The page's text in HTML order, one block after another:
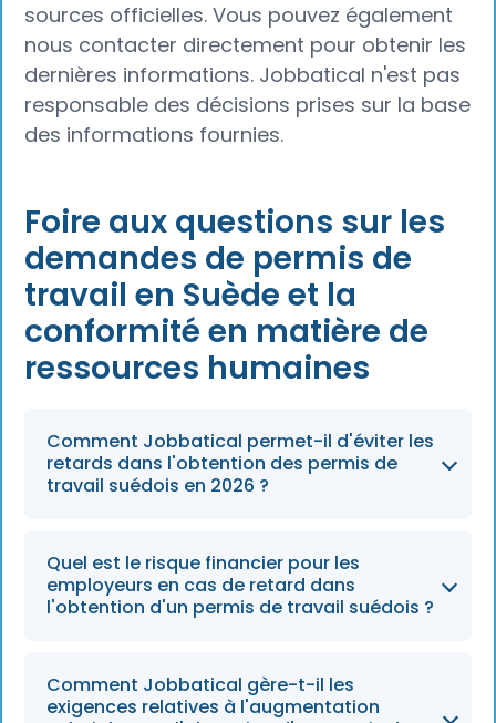
sources officielles. Vous pouvez également
nous contacter directement pour obtenir les
dernières informations. Jobbatical n'est pas
responsable des décisions prises sur la base
des informations fournies.
Foire aux questions sur les
demandes de permis de
travail en Suède et la
conformité en matière de
ressources humaines
Comment Jobbatical permet-il d'éviter les
retards dans l'obtention des permis de
travail suédois en 2026 ?
Jobbatical utilise un service de stockage
sécurisé pour effectuer des analyses
approfondies des documents, ce qui lui
un parcours sans encombre aux talents
internationaux à l'approche de 2026.
Quel est le risque financier pour les
employeurs en cas de retard dans
l'obtention d'un permis de travail suédois ?
Selon les estimations du secteur, un seul
retard administratif peut coûter à un
Comment Jobbatical gère-t-il les
exigences relatives à l'augmentation